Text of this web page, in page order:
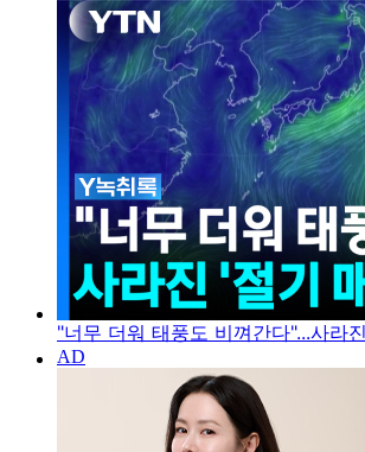
"너무 더워 태풍도 비껴간다"...사라